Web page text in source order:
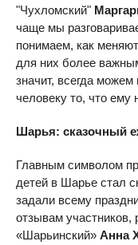
"Чухломский"
чаще мы
понимаем, как
для них более
значит, всегда можем
человеку то, что ему
Шарья: сказочный
Главным символом
детей в Шарье стал
задали всему
отзывам участников,
«Шарьинский» Анна